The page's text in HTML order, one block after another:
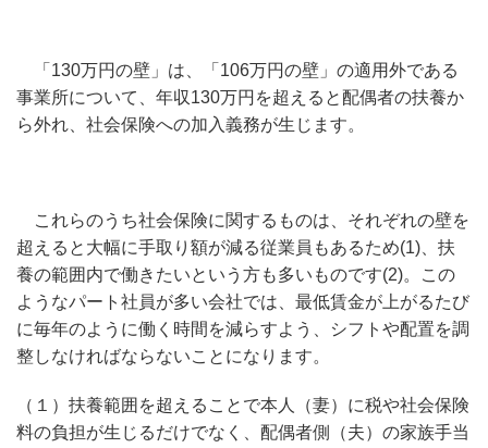
「130万円の壁」は、「106万円の壁」の適用外である
事業所について、年収130万円を超えると配偶者の扶養か
ら外れ、社会保険への加入義務が生じます。
これらのうち社会保険に関するものは、それぞれの壁を
超えると大幅に手取り額が減る従業員もあるため(1)、扶
養の範囲内で働きたいという方も多いものです(2)。この
ようなパート社員が多い会社では、最低賃金が上がるたび
に毎年のように働く時間を減らすよう、シフトや配置を調
整しなければならないことになります。
（１）扶養範囲を超えることで本人（妻）に税や社会保険
料の負担が生じるだけでなく、配偶者側（夫）の家族手当